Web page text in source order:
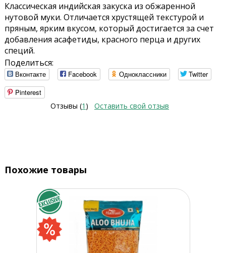
Классическая индийская закуска из обжаренной
нутовой муки. Отличается хрустящей текстурой и
пряным, ярким вкусом, который достигается за счет
добавления асафетиды, красного перца и других
специй.
Поделиться:
Вконтакте Facebook Одноклассники
Twitter
Pinterest
Отзывы (1 ) Оставить свой отзыв
Похожие товары